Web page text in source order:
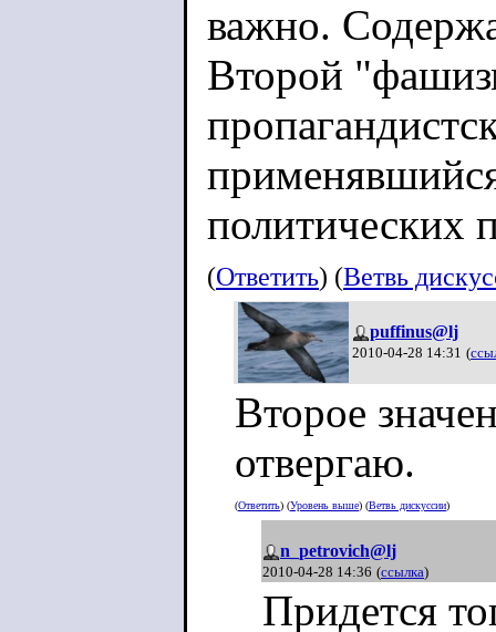
важно.
Второй
политических
(Ответить) (Ветвь
puffinus@lj
2010-04-28 14:31 (
Второе
отвергаю.
(Ответить) (Уровень выше) (Ветвь дискуссии)
n_petrovich@lj
2010-04-28 14:36 (ссылка)
Придется